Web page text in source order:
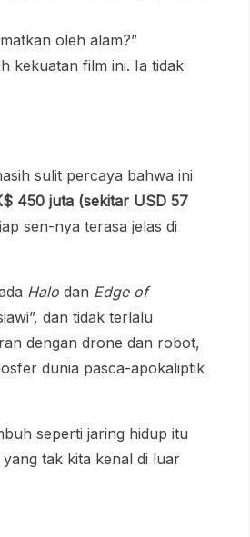
oleh alam?”
kekuatan film ini. Ia tidak
sulit percaya bahwa ini
450 juta (sekitar USD 57
sen-nya terasa jelas di
Halo dan Edge of
dan tidak terlalu
dengan drone dan robot,
dunia pasca-apokaliptik
seperti jaring hidup itu
tak kita kenal di luar